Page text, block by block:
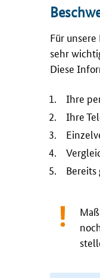
Für
sehr
Diese
Ihre
Ihre